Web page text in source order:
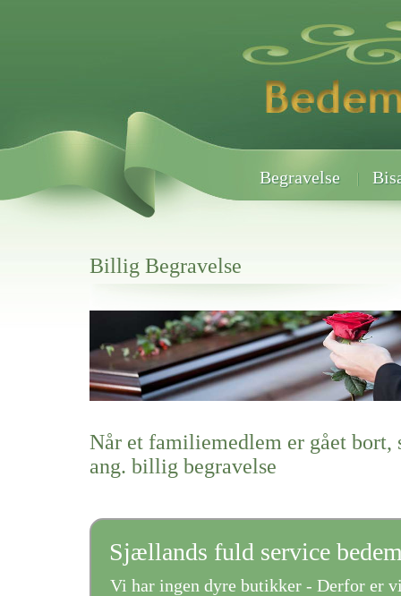
Begravelse
Billig Begravelse
Her hos os får du altid en god afslutning når det gælder
Billig Begravelse
vi hjælper i alle faser af begravelsel
Når et familiemedlem er gået bort,
ang. billig begravelse
Sjællands fuld service
Vi har ingen dyre butikker - Derfor er